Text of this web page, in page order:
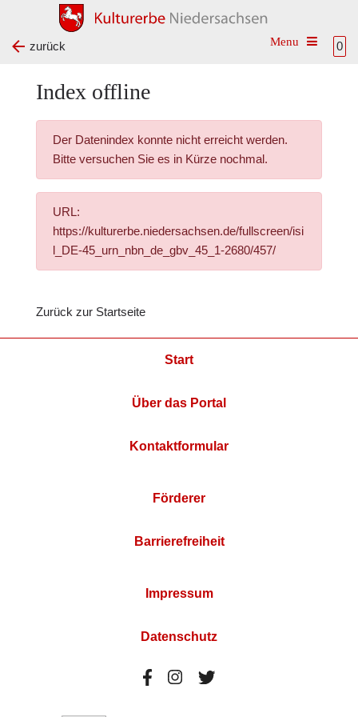
0
Toggle
zurück
Index offline
Der Datenindex konnte nicht erreicht werden.
Bitte versuchen Sie es in Kürze nochmal.
URL:
https://kulturerbe.niedersachsen.de/fullscreen/isi
l_DE-45_urn_nbn_de_gbv_45_1-2680/457/
Zurück zur Startseite
Start
Über das Portal
Kontaktformular
Förderer
Barrierefreiheit
Impressum
Datenschutz